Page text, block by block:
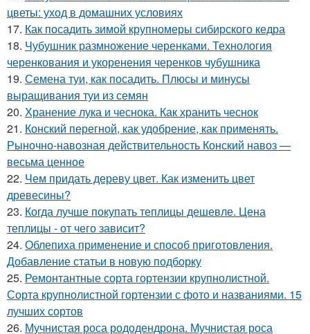
цветы: уход в домашних условиях
17. Как посадить зимой крупномеры сибирского кедра
18. Чубушник размножение черенками. Технология
черенкования и укоренения черенков чубушника
19. Семена туи, как посадить. Плюсы и минусы
выращивания туи из семян
20. Хранение лука и чеснока. Как хранить чеснок
21. Конский перегной, как удобрение, как применять.
Рыночно-навозная действительность Конский навоз —
весьма ценное
22. Чем придать дереву цвет. Как изменить цвет
древесины?
23. Когда лучше покупать теплицы дешевле. Цена
теплицы - от чего зависит?
24. Облепиха применение и способ приготовления.
Добавление статьи в новую подборку
25. Ремонтантные сорта гортензии крупнолистной.
Сорта крупнолистной гортензии с фото и названиями. 15
лучших сортов
26. Мучнистая роса рододендрона. Мучнистая роса